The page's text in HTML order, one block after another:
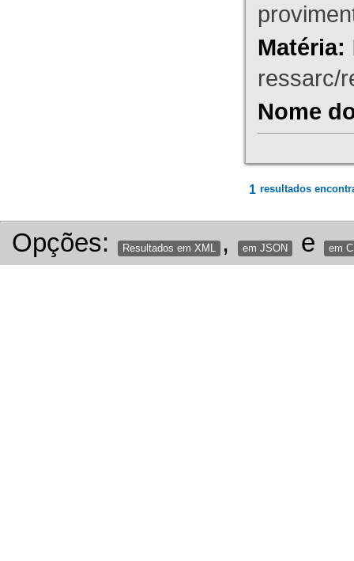
Matéria:
ressarc/
Nome
1 resultados
Opções: Resultados em XML , em JSON e em